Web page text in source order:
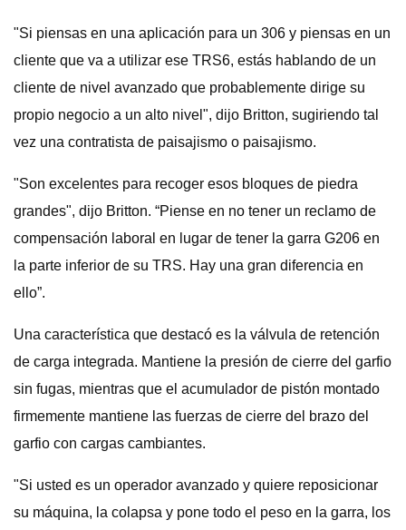
"Si piensas en una aplicación para un 306 y piensas en un
cliente que va a utilizar ese TRS6, estás hablando de un
cliente de nivel avanzado que probablemente dirige su
propio negocio a un alto nivel", dijo Britton, sugiriendo tal
vez una contratista de paisajismo o paisajismo.
"Son excelentes para recoger esos bloques de piedra
grandes", dijo Britton. “Piense en no tener un reclamo de
compensación laboral en lugar de tener la garra G206 en
la parte inferior de su TRS. Hay una gran diferencia en
ello”.
Una característica que destacó es la válvula de retención
de carga integrada. Mantiene la presión de cierre del garfio
sin fugas, mientras que el acumulador de pistón montado
firmemente mantiene las fuerzas de cierre del brazo del
garfio con cargas cambiantes.
"Si usted es un operador avanzado y quiere reposicionar
su máquina, la colapsa y pone todo el peso en la garra, los